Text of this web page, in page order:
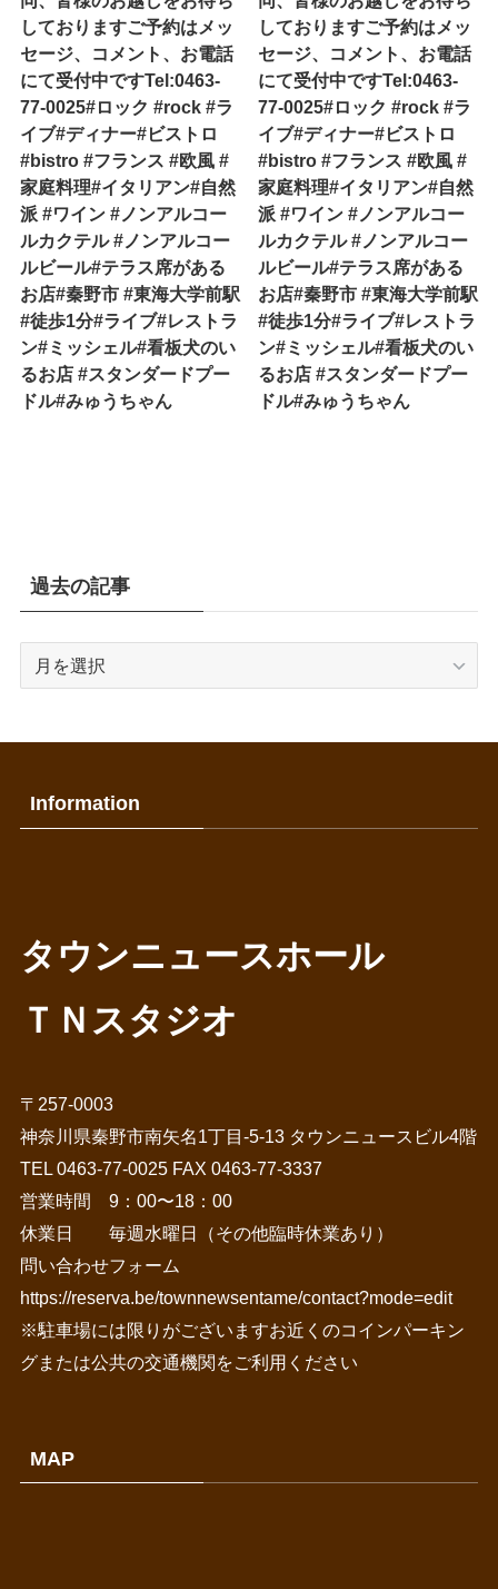
しておりますご予約はメッ
セージ、コメント、お電話
にて受付中ですTel:0463-
77-0025#ロック #rock #ラ
イブ#ディナー#ビストロ
#bistro #フランス #欧風 #
家庭料理#イタリアン#自然
派 #ワイン #ノンアルコー
ルカクテル #ノンアルコー
ルビール#テラス席がある
お店#秦野市 #東海大学前駅
#徒歩1分#ライブ#レストラ
ン#ミッシェル#看板犬のい
るお店 #スタンダードプー
ドル#みゅうちゃん
しておりますご予約はメッ
セージ、コメント、お電話
にて受付中ですTel:0463-
77-0025#ロック #rock #ラ
イブ#ディナー#ビストロ
#bistro #フランス #欧風 #
家庭料理#イタリアン#自然
派 #ワイン #ノンアルコー
ルカクテル #ノンアルコー
ルビール#テラス席がある
お店#秦野市 #東海大学前駅
#徒歩1分#ライブ#レストラ
ン#ミッシェル#看板犬のい
るお店 #スタンダードプー
ドル#みゅうちゃん
過去の記事
Information
タウンニュースホール
ＴＮスタジオ
〒257-0003
神奈川県秦野市南矢名1丁目-5-13 タウンニュースビル4階
TEL 0463-77-0025 FAX 0463-77-3337
営業時間 9：00〜18：00
休業日 毎週水曜日（その他臨時休業あり）
問い合わせフォーム
https://reserva.be/townnewsentame/contact?mode=edit
※駐車場には限りがございますお近くのコインパーキン
グまたは公共の交通機関をご利用ください
MAP